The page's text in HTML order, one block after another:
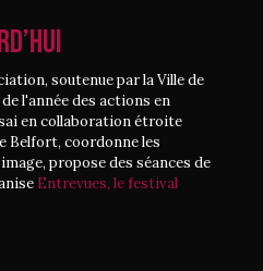
soutenue par la Ville de
l'année des actions en
en collaboration étroite
Belfort, coordonne les
propose des séances de
Entrevues, le festival